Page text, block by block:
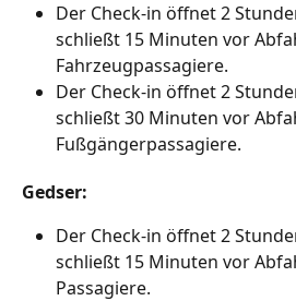
Der Check-in öffnet 2
schließt 15 Minuten vor
Fahrzeugpassagiere.
Der Check-in öffnet 2
schließt 30 Minuten vor
Fußgängerpassagiere.
Gedser:
Der Check-in öffnet 2
schließt 15 Minuten vor
Passagiere.